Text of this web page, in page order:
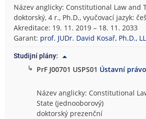
Název anglicky: Constitutional Law and
doktorský, 4 r., Ph.D., vyučovací jazyk:
Akreditace: 19. 11. 2019 – 18. 11. 2033
Garant: prof. JUDr. David Kosař, Ph.D.,
Studijní plány:
↳ PrF J00701 USPS01 Ústavní
Název anglicky: Constitutional
State (jednooborový)
doktorský prezenční